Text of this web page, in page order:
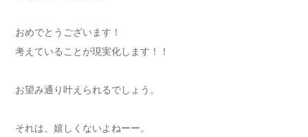
おめでとうございます！
考えていることが現実化します！！
お望み通り叶えられるでしょう。
それは、嬉しくないよねーー。